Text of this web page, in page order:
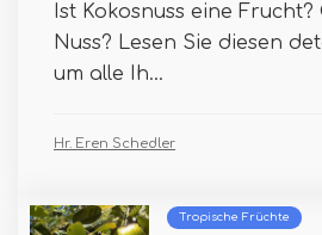
Ist Kokosnuss eine
Nuss? Lesen Sie diesen
um alle Ih...
Hr. Eren Schedler
Tropische Früchte